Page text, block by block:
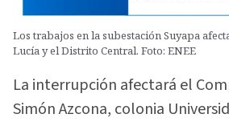
Los trabajos en la subestación Suyapa
Lucía y el Distrito Central. Foto: ENEE
La interrupción afectará el
Simón Azcona, colonia